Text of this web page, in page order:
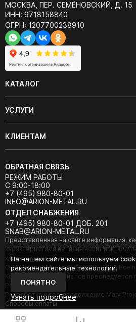
МОСКВА, ПЕР. СЕМЁНОВСКИЙ, Д. 15
ИНН: 9718158840
ОГРН: 1207700238910
КАТАЛОГ
УСЛУГИ
КЛИЕНТАМ
ОБРАТНАЯ СВЯЗЬ
РЕЖИМ РАБОТЫ
С 9:00-18:00
+7 (495) 980-80-01
INFO@ARION-METAL.RU
ОТДЕЛ СНАБЖЕНИЯ
+7 (495) 980-80-01 ДОБ. 201
SNAB@ARION-METAL.RU
Представленная на сайте информация,
характеристик и наличия носит
характер и не является публичной
ООО "Арион-Металл" © 2020 - 2026 Все
Копирование материалов преследуется
РФ).
Разработка и seo-продвижение Mary
Cпособы оплаты
На нашем сайте мы используем
рекомендательные технологии.
ПОНЯТНО
Узнать подробнее